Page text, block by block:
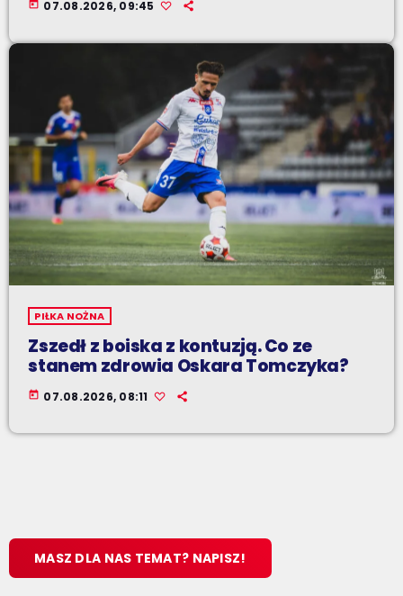
today 07.08.2026, 09:45
PIŁKA NOŻNA
Zszedł z boiska z kontuzją. Co ze
stanem zdrowia Oskara Tomczyka?
today 07.08.2026, 08:11
MASZ DLA NAS TEMAT? NAPISZ!